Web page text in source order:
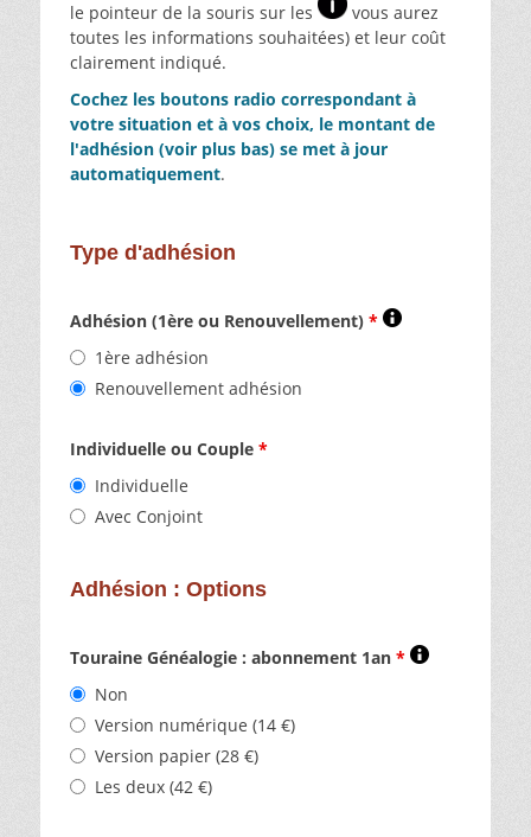
le pointeur de la souris sur les
vous aurez
toutes les informations souhaitées) et leur coût
clairement indiqué.
Cochez les boutons radio correspondant à
votre situation et à vos choix, le montant de
l'adhésion (voir plus bas) se met à jour
automatiquement.
Type d'adhésion
Adhésion (1ère ou Renouvellement) *
1ère adhésion
Renouvellement adhésion
Individuelle ou Couple *
Individuelle
Avec Conjoint
Adhésion : Options
Touraine Généalogie : abonnement 1an *
Non
Version numérique (14 €)
Version papier (28 €)
Les deux (42 €)